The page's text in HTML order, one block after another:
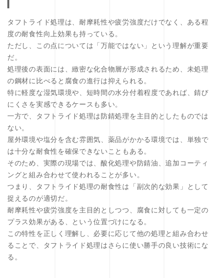
タフトライド処理は、耐摩耗性や疲労強度だけでなく、ある程
度の耐食性向上効果も持っている。
ただし、この点については「万能ではない」という理解が重要
だ。
処理後の表面には、緻密な化合物層が形成されるため、未処理
の鋼材に比べると腐食の進行は抑えられる。
特に軽度な湿気環境や、短時間の水分付着程度であれば、錆び
にくさを実感できるケースも多い。
一方で、タフトライド処理は防錆処理を主目的としたものでは
ない。
屋外環境や塩分を含む雰囲気、薬品がかかる環境では、単独で
は十分な耐食性を確保できないこともある。
そのため、実際の現場では、酸化処理や防錆油、追加コーティ
ングと組み合わせて使われることが多い。
つまり、タフトライド処理の耐食性は「副次的な効果」として
捉えるのが適切だ。
耐摩耗性や疲労強度を主目的としつつ、腐食に対しても一定の
プラス効果がある、という位置づけになる。
この特性を正しく理解し、必要に応じて他の処理と組み合わせ
ることで、タフトライド処理はさらに使い勝手の良い技術にな
る。